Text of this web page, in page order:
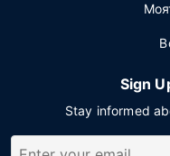
Sign
Stay informed